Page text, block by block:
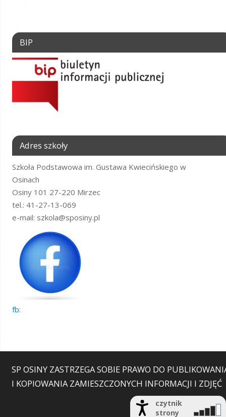
BIP
Adres szkoły
Szkoła Podstawowa im. Gustawa Kwiecińskiego w
Osinach
Osiny 101 27-220 Mirzec
tel.: 41-27-13-069
e-mail: szkola@sposiny.pl
fb:
SP OSINY ZASTRZEGA SOBIE PRAWO DO
I KOPIOWANIA ZAMIESZCZONYCH INFORMACJI I ZDJĘĆ
czytnik
strony